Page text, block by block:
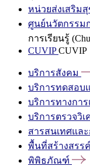
หน่วยส่งเสริม
ศูนย์นวัตกรรมก
การเรียนรู้
CUVIPCUVIP
บริการสังคม
บริการทดสอบ
บริการทางกา
บริการตรวจวิ
สารสนเทศแล
พื้นที่สร้างสรรค์
พิพิธภัณฑ์